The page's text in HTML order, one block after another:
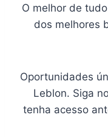
O melhor de
dos melhores
Oportunidades
Leblon. Siga
tenha acesso